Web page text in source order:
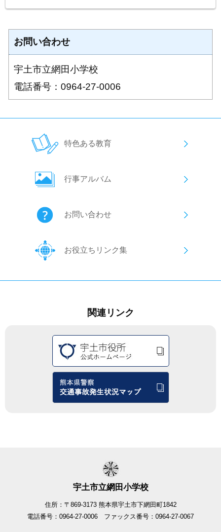
お問い合わせ
宇土市立網田小学校
電話番号：0964-27-0006
特色ある教育
行事アルバム
お問い合わせ
お役立ちリンク集
関連リンク
宇土市立網田小学校
住所：〒869-3173 熊本県宇土市下網田町1842
電話番号：0964-27-0006 ファックス番号：0964-27-0067